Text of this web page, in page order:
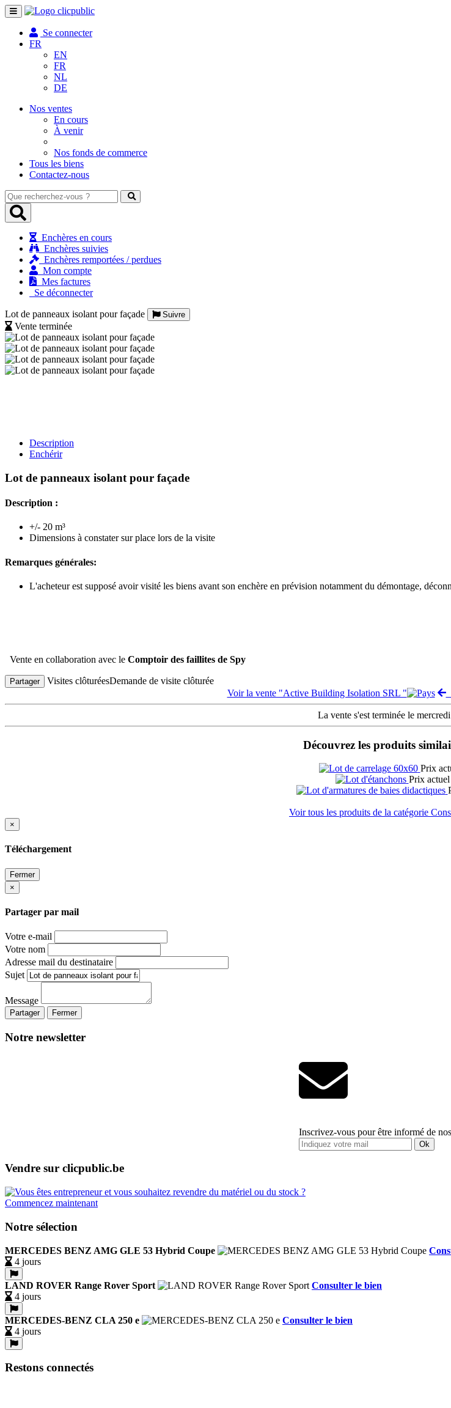
Toggle
navigation
Se connecter
FR
EN
FR
NL
DE
Nos ventes
En cours
À venir
Nos fonds de commerce
Tous les biens
Contactez-nous
Que
recherchez-
vous
Enchères en cours
Enchères suivies
Enchères remportées / perdues
Mon compte
Mes factures
Se déconnecter
Lot de panneaux isolant pour façade Suivre
Vente terminée
Description
Enchérir
Lot de panneaux isolant pour façade
Description :
+/- 20 m³
Dimensions à constater sur place lors de la visite
Remarques générales:
L'acheteur est supposé avoir visité les biens avant son enchère en prévision notamment du démontage,
Vente en collaboration avec le Comptoir des faillites de Spy
Partager Visites clôturéesDemande de visite clôturée
Voir la vente "Active Building Isolation SRL "
La vente s'est terminée le
Découvrez les produits
Prix
Prix
Voir tous les produits de la catégorie
×
Téléchargement
Fermer
×
Partager par mail
Votre e-mail
Votre nom
Adresse mail du destinataire
Sujet
Message
Partager Fermer
Notre newsletter
Inscrivez-vous pour être informé de
Ok
Vendre sur clicpublic.be
Commencez maintenant
Notre sélection
MERCEDES BENZ AMG GLE 53 Hybrid Coupe
4 jours
LAND ROVER Range Rover Sport
Consulter le bien
4 jours
MERCEDES-BENZ CLA 250 e
Consulter le bien
4 jours
Restons connectés